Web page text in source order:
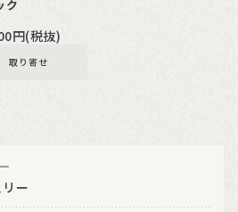
ク
円(税抜)
取り寄せ
ー